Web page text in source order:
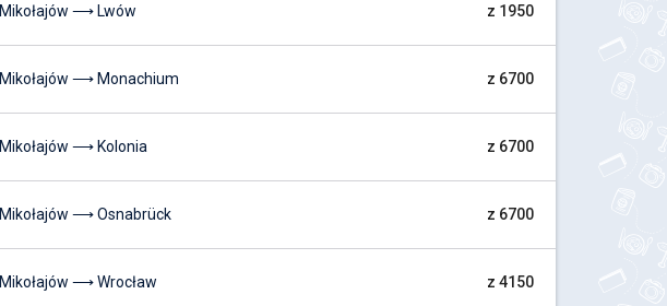
Mikołajów ⟶ Lwów z 1950
Mikołajów ⟶ Monachium z 6700
Mikołajów ⟶ Kolonia z 6700
Mikołajów ⟶ Osnabrück z 6700
Mikołajów ⟶ Wrocław z 4150